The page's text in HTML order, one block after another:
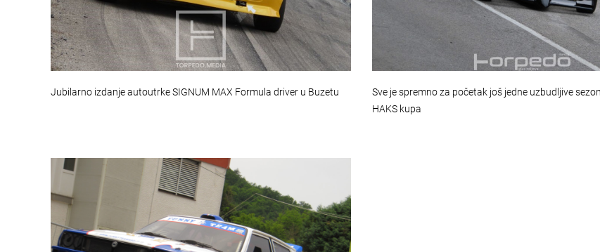
Jubilarno izdanje autoutrke SIGNUM MAX Formula driver u Buzetu
Sve je spremno za početak još jedne uzbudljive
HAKS kupa